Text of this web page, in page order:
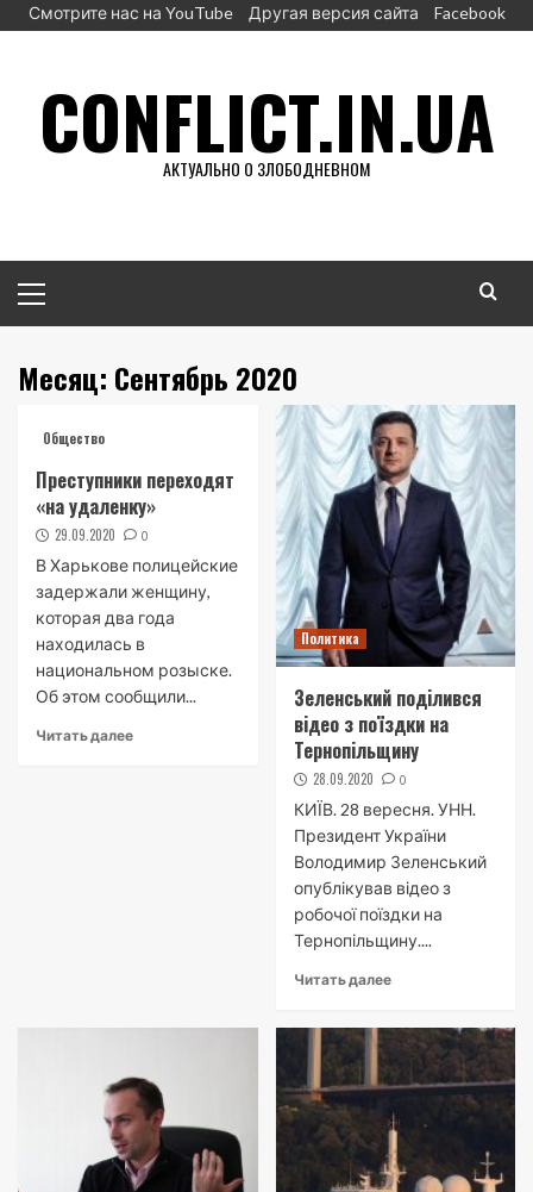
Перейти
Смотрите нас на YouTube Другая версия сайта Facebook
CONFLICT.IN.UA
АКТУАЛЬНО О ЗЛОБОДНЕВНОМ
меню
Месяц: Сентябрь 2020
Общество
Преступники переходят
«на удаленку»
29.09.2020 0
В Харькове полицейские
задержали женщину,
которая два года
находилась в
национальном розыске.
Об этом сообщили...
Читать далее
Политика
Зеленський поділився
відео з поїздки на
Тернопільщину
28.09.2020 0
КИЇВ. 28 вересня. УНН.
Президент України
Володимир Зеленський
опублікував відео з
робочої поїздки на
Тернопільщину....
Читать далее